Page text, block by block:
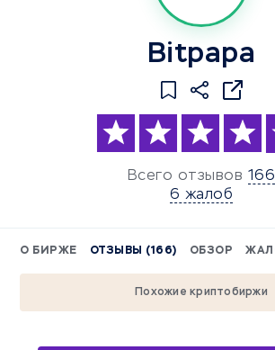
Bitpapa
Всего отзывов 166
6 жалоб
О БИРЖЕ ОТЗЫВЫ (166) ОБЗОР
Похожие криптобиржи